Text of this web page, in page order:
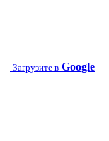
Загрузите в Google